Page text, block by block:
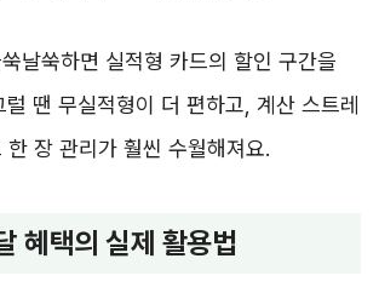
날쑥하면 실적형 카드의 할인 구간을
땐 무실적형이 더 편하고, 계산 스트레
장 관리가 훨씬 수월해져요.
혜택의 실제 활용법